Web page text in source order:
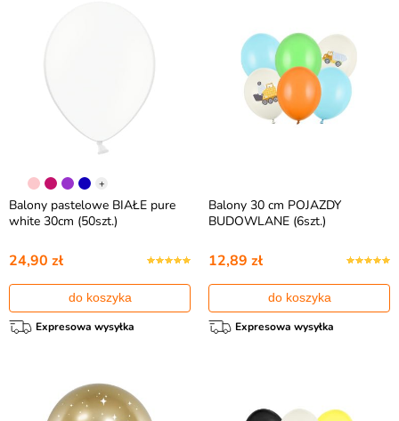
+
Balony pastelowe BIAŁE pure
white 30cm (50szt.)
24,90 zł
do koszyka
Expresowa wysyłka
Balony 30 cm POJAZDY
BUDOWLANE (6szt.)
12,89 zł
do koszyka
Expresowa wysyłka